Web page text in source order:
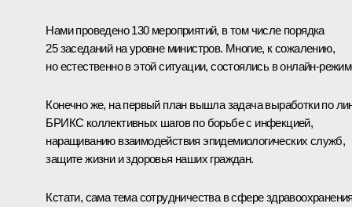
Нами проведено 130 мероприятий, в том числе порядка
25 заседаний на уровне министров. Многие, к сожалению,
но естественно в этой ситуации, состоялись в онлайн-
Конечно же, на первый план вышла задача выработки по
БРИКС коллективных шагов по борьбе с инфекцией,
наращиванию взаимодействия эпидемиологических служб,
защите жизни и здоровья наших граждан.
Кстати, сама тема сотрудничества в сфере